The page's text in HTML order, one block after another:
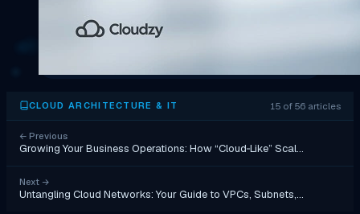
CLOUD ARCHITECTURE & IT 15 of 56 articles
← Previous
Growing Your Business Operations: How “Cloud‑Like” Scal…
Next →
Untangling Cloud Networks: Your Guide to VPCs, Subnets,…